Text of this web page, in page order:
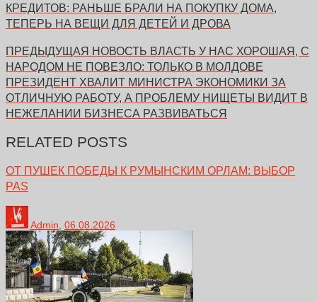
КРЕДИТОВ: РАНЬШЕ БРАЛИ НА ПОКУПКУ ДОМА,
ТЕПЕРЬ НА ВЕЩИ ДЛЯ ДЕТЕЙ И ДРОВА
ПРЕДЫДУЩАЯ НОВОСТЬ ВЛАСТЬ У НАС ХОРОШАЯ, С
НАРОДОМ НЕ ПОВЕЗЛО: ТОЛЬКО В МОЛДОВЕ
ПРЕЗИДЕНТ ХВАЛИТ МИНИСТРА ЭКОНОМИКИ ЗА
ОТЛИЧНУЮ РАБОТУ, А ПРОБЛЕМУ НИЩЕТЫ ВИДИТ В
НЕЖЕЛАНИИ БИЗНЕСА РАЗВИВАТЬСЯ
RELATED POSTS
ОТ ПУШЕК ПОБЕДЫ К РУМЫНСКИМ ОРЛАМ: ВЫБОР
PAS
Admin 06.08.2026